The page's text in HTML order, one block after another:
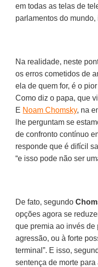
em todas as telas de
parlamentos do
Na realidade, neste
os erros cometidos de
ela de quem for, é o
Como diz o papa, que
E Noam Chomsky, na
lhe perguntam se
de confronto contínuo
responde que é difícil
“e isso pode não ser
De fato, segundo
opções agora se
que premia ao invés
agressão, ou à forte
terminal”. E isso,
sentença de morte